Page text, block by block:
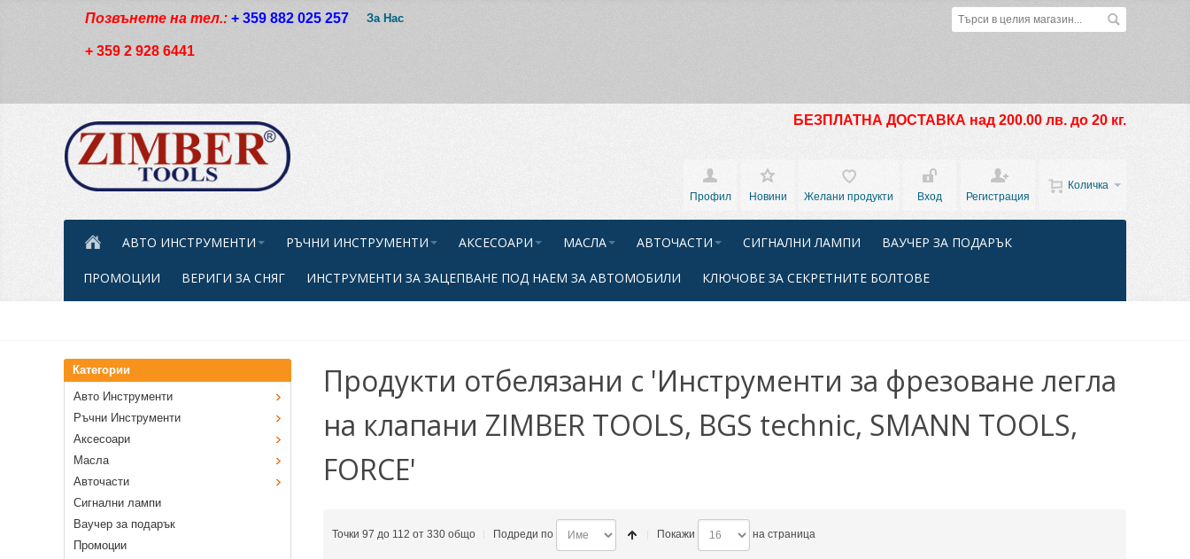
Позвънете на тел.: + 359 882 025 257
+ 359 2 928 6441
За Нас
БЕЗПЛАТНА ДОСТАВКА над 200.00 лв. до 20 кг.
Количка
Профил
Новини Желани продукти Вход Регистрация
АВТО ИНСТРУМЕНТИ РЪЧНИ ИНСТРУМЕНТИ АКСЕСОАРИ МАСЛА АВТОЧАСТИ СИГНАЛНИ ЛАМПИ ВАУЧЕР ЗА ПОДАРЪК
ПРОМОЦИИ ВЕРИГИ ЗА СНЯГ ИНСТРУМЕНТИ ЗА ЗАЦЕПВАНЕ ПОД НАЕМ ЗА АВТОМОБИЛИ КЛЮЧОВЕ ЗА СЕКРЕТНИТЕ БОЛТОВЕ
Продукти отбелязани с 'Инструменти за фрезоване легла
на клапани ZIMBER TOOLS, BGS technic, SMANN TOOLS,
FORCE'
Точки 97 до 112 от 330 общо Подреди по Покажи на страница
Категории
Авто Инструменти
Ръчни Инструменти
Аксесоари
Масла
Авточасти
Сигнални лампи
Ваучер за подарък
Промоции